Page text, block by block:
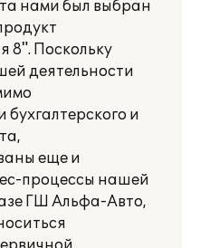
нами был выбран
8". Поскольку
деятельности
и
еще и
процессы нашей
ГШ Альфа-Авто,